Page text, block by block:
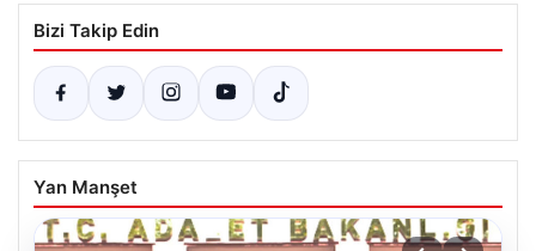
Bizi Takip Edin
Yan Manşet